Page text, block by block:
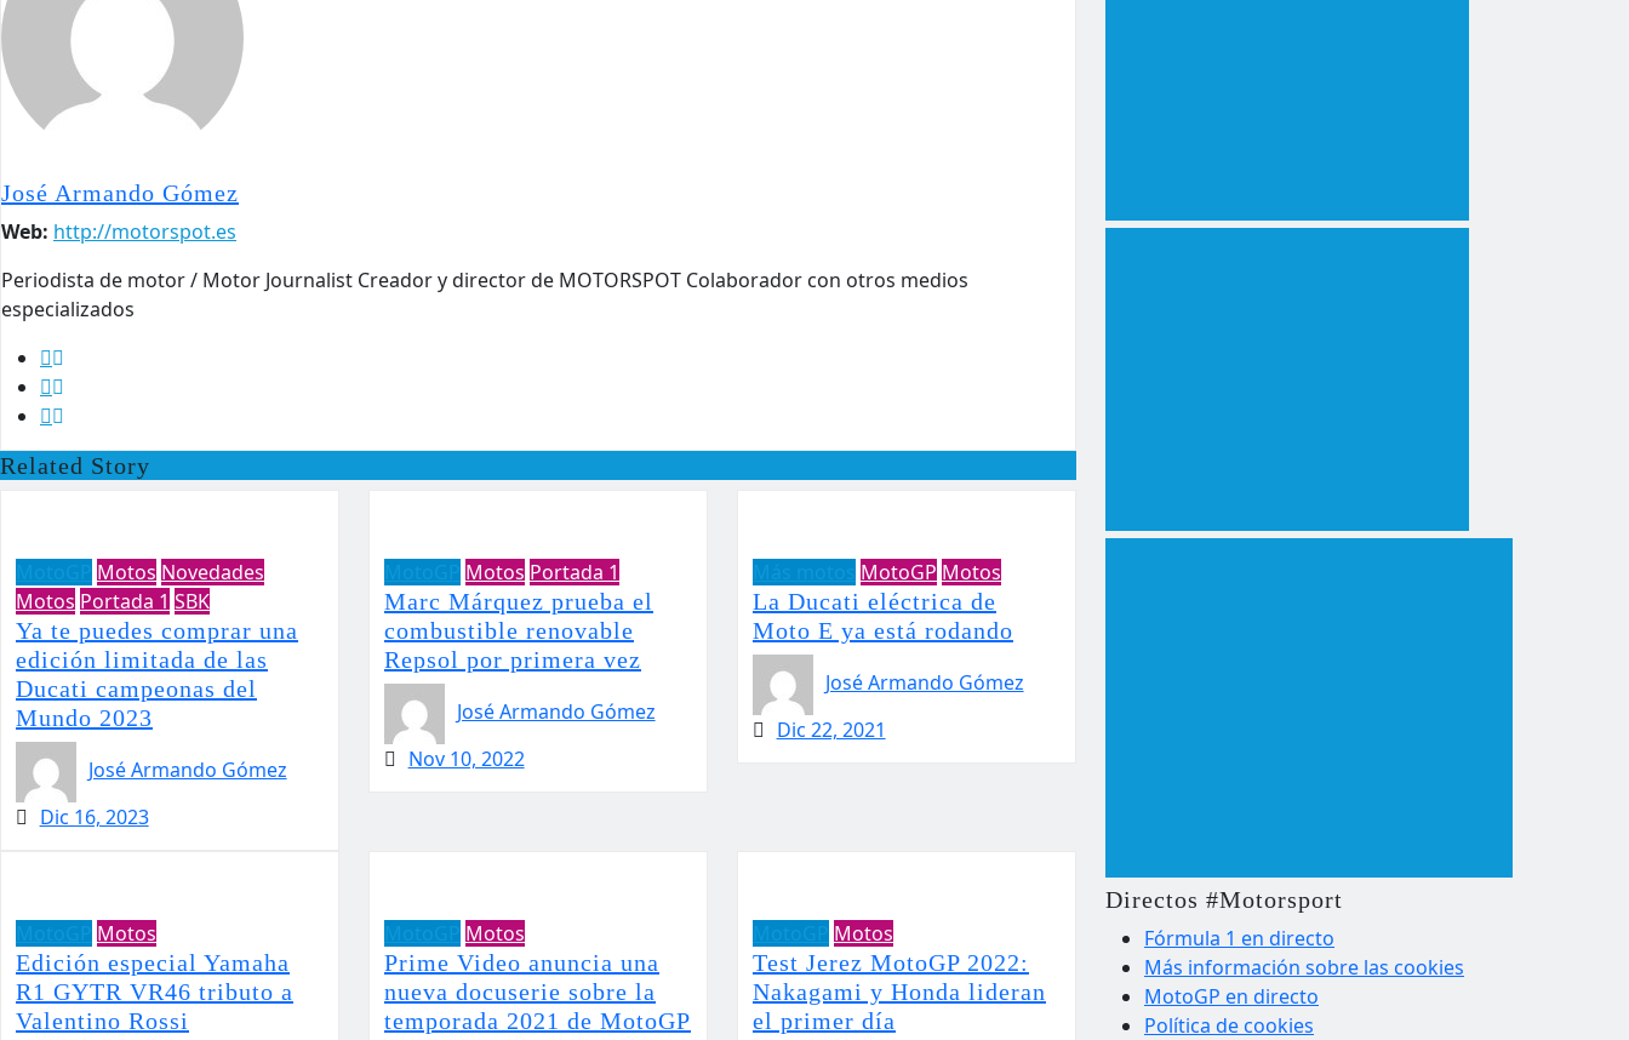
José Armando Gómez
Web: http://motorspot.es
Periodista de motor / Motor Journalist Creador y director de MOTORSPOT Colaborador con otros medios
especializados
Related Story
Motos Novedades
Motos Portada 1 SBK
Ya te puedes comprar una
edición limitada de las
Ducati campeonas del
Mundo 2023
José Armando Gómez
Dic 16, 2023
Motos Portada 1
Marc Márquez prueba el
combustible renovable
Repsol por primera vez
José Armando Gómez
Nov 10, 2022
MotoGP Motos
La Ducati eléctrica de
Moto E ya está rodando
José Armando Gómez
Dic 22, 2021
Motos
Edición especial Yamaha
R1 GYTR VR46 tributo a
Valentino Rossi
Motos
Prime Video anuncia una
nueva docuserie sobre la
temporada 2021 de MotoGP
Motos
Test Jerez MotoGP 2022:
Nakagami y Honda lideran
el primer día
Directos #Motorsport
Fórmula 1 en directo
Más información sobre las cookies
MotoGP en directo
Política de cookies